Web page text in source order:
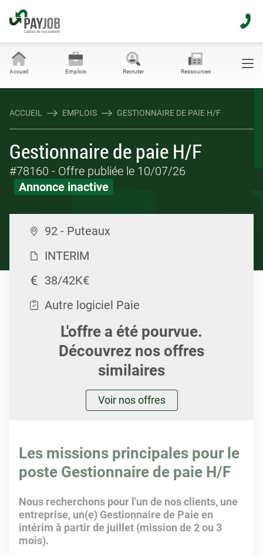
Accueil Emplois Recruter Ressources
ACCUEIL EMPLOIS GESTIONNAIRE DE PAIE H/F
Gestionnaire de paie H/F
#78160 - Offre publiée le 10/07/26
Annonce inactive
92 - Puteaux
INTERIM
38/42K€
Autre logiciel Paie
L'offre a été pourvue.
Découvrez nos offres
similaires
Voir nos offres
Les missions principales pour le
poste Gestionnaire de paie H/F
Nous recherchons pour l'un de nos clients, une
entreprise, un(e) Gestionnaire de Paie en
intérim à partir de juillet (mission de 2 ou 3
mois).